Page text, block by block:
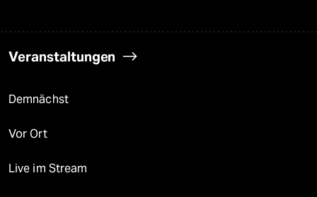
Veranstaltungen
Demnächst
Vor Ort
Live im Stream